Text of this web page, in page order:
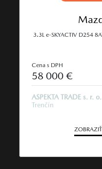
3.3L e-SKYACTIV D254
Cena s DPH
58 000 €
ASPEKTA TRADE s. r.
Trenčín